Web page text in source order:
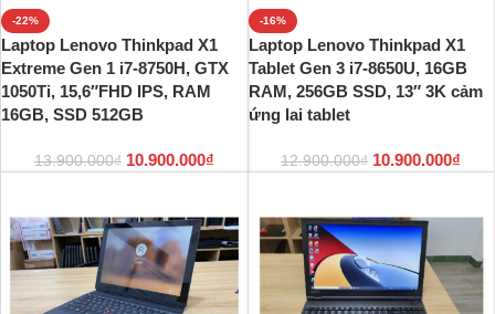
-22%
Laptop Lenovo Thinkpad X1
Extreme Gen 1 i7-8750H, GTX
1050Ti, 15,6″FHD IPS, RAM
16GB, SSD 512GB
13.900.000₫ 10.900.000₫
-16%
Laptop Lenovo Thinkpad X1
Tablet Gen 3 i7-8650U, 16GB
RAM, 256GB SSD, 13″ 3K cảm
ứng lai tablet
12.900.000₫ 10.900.000₫